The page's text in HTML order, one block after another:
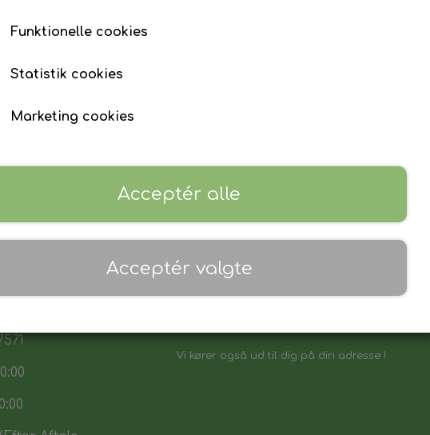
Antal
Vores sortiment henvender sig både til private
Vi kører også ud til dig på din adresse !
Funktionelle cookies
Statistik cookies
Marketing cookies
Acceptér alle
Acceptér valgte